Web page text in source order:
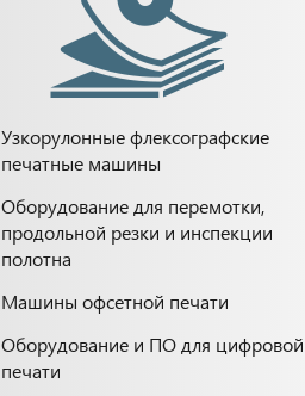
Узкорулонные флексографские
печатные машины
Оборудование для перемотки,
продольной резки и инспекции
полотна
Машины офсетной печати
Оборудование и ПО для цифровой
печати